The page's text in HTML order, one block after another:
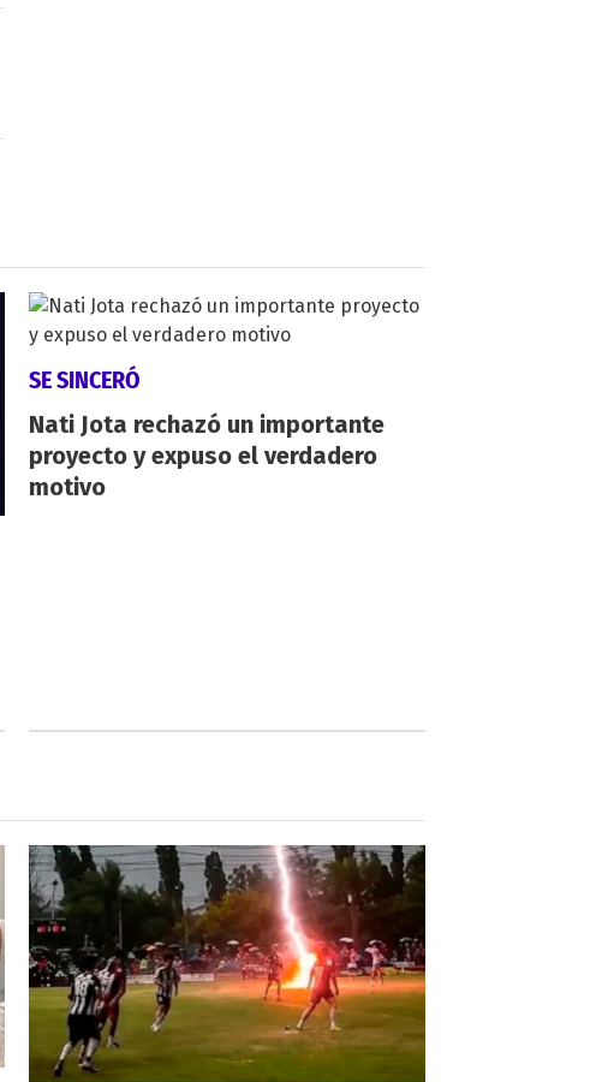
SE SINCERÓ
Nati Jota rechazó un importante
proyecto y expuso el verdadero
motivo